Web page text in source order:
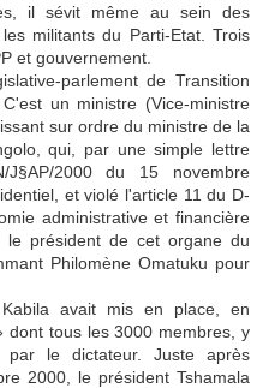
il sévit même au sein des
militants du Parti-Etat. Trois
et gouvernement.
parlement de Transition
un ministre (Vice-ministre
sur ordre du ministre de la
qui, par une simple lettre
J§AP/2000 du 15 novembre
et violé l'article 11 du D-
administrative et financière
président de cet organe du
Philomène Omatuku pour
avait mis en place, en
dont tous les 3000 membres, y
par le dictateur. Juste après
2000, le président Tshamala